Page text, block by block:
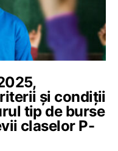
și condiții
tip de burse
claselor P-